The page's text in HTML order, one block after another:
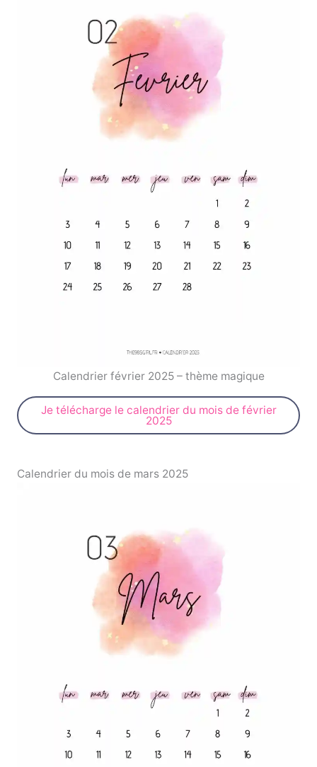
Calendrier février 2025 – thème magique
Je télécharge le calendrier du mois de février
2025
Calendrier du mois de mars 2025